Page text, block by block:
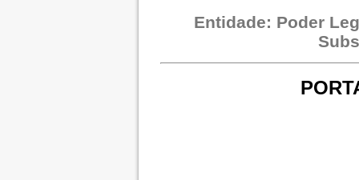
Entidade: Poder